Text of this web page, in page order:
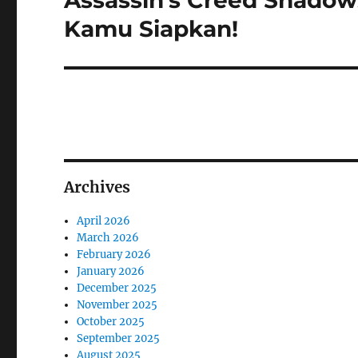
post:
Kamu Siapkan!
Archives
April 2026
March 2026
February 2026
January 2026
December 2025
November 2025
October 2025
September 2025